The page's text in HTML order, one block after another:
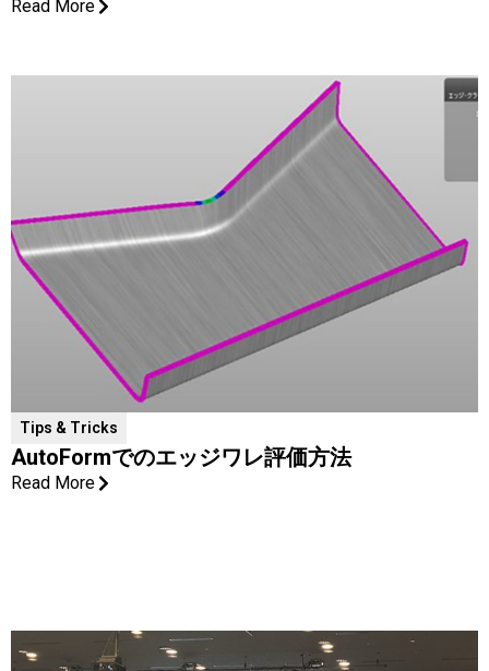
Read More
Tips & Tricks
AutoFormでのエッジワレ評価方法
Read More